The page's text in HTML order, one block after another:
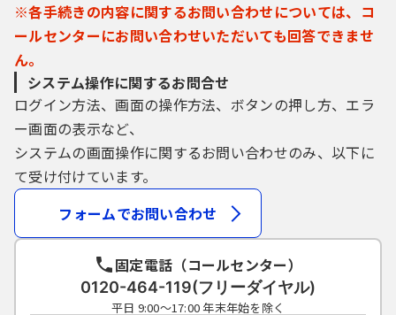
本サービスは、原則として２４時間利用す
ることができます。ただし、定期点検等を行
う場合は、本サービスの一部または全部を停
止することがあります。本サービスの利用停
止を行う場合は、本サービスの初画面で事前
にお知らせしますが、次に掲げる場合には、
予告なしで停止することもありますので、あ
らかじめご了承ください。
（１）緊急の保守・点検等を行う必要がある
（２）本サービスの利用が著しく集中した場
※各手続きの内容に関するお問い合わせについては、コ
ールセンターにお問い合わせいただいても回答できませ
ん。
システム操作に関するお問合せ
ログイン方法、画面の操作方法、ボタンの押し方、エラ
ー画面の表示など、
システムの画面操作に関するお問い合わせのみ、以下に
て受け付けています。
フォームでお問い合わせ
固定電話（コールセンター）
0120-464-119(フリーダイヤル)
平日 9:00～17:00 年末年始を除く